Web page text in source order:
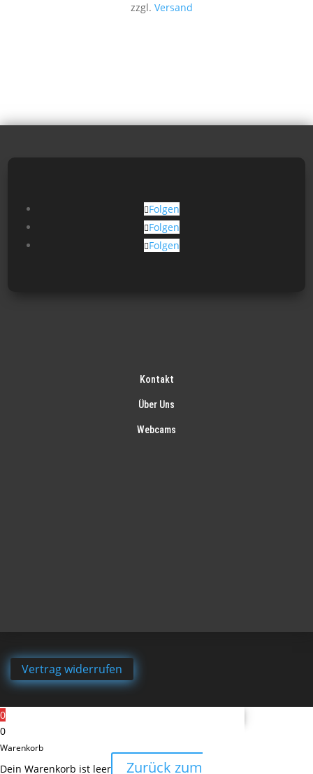
zzgl. Versand
Folgen
Folgen
Folgen
Kontakt
Über Uns
Webcams
Vertrag widerrufen
0
0
Warenkorb
Dein Warenkorb ist leer Zurück zum